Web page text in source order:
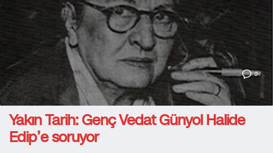
0
Yakın Tarih: Genç Vedat Günyol Halide
Edip’e soruyor